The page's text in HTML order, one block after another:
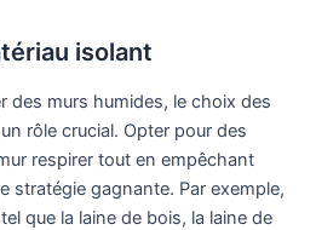
isolant
des murs humides, le choix des
rôle crucial. Opter pour des
respirer tout en empêchant
stratégie gagnante. Par exemple,
que la laine de bois, la laine de